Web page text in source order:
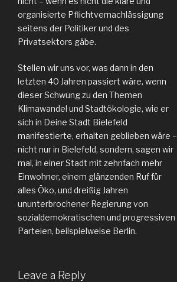
organisierte Pflichtvernachlässigung
seitens der Politiker und des
Privatsektors gäbe.
Stellen wir uns vor, was dann in den
letzten 40 Jahren passiert wäre, wenn
dieser Schwung zu den Themen
Klimawandel und Stadtökologie, wie er
sich in Deine Stadt Bielefeld
manifestierte, erhalten geblieben wäre –
nicht nur in Bielefeld, sondern, sagen wir
mal, in einer Stadt mit zehnfach mehr
Einwohner, einem glänzenden Ruf für
alles Öko, und dreißig Jahren
ununterbrochener Regierung von
sozialdemokratischen und progressiven
Parteien, beilspielweise Berlin.
Leave a Reply